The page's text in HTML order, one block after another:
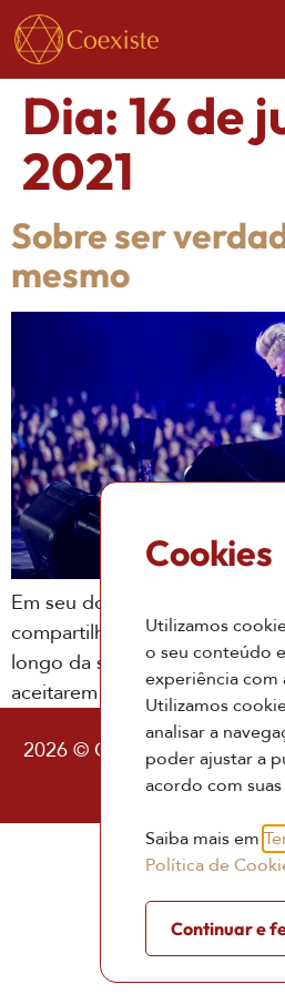
Dia: 16 de
2021
Sobre ser
mesmo
Em seu documentário mais
compartilha os aprendizados
longo da sua vida, e encoraja
aceitarem
2026 © Coexiste –
de Privacidade|
Cookies
Utilizamos
o seu conteúdo
experiência com
Utilizamos
analisar a
poder ajustar a
acordo com
Saiba mais em
Política de
Continuar e